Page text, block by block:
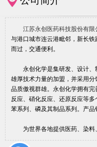
江苏永创医药科技股份有限
与港口城市连云港毗邻，新长
而过，交通便利。
永创化学是集研发、设计、
雄厚技术力量的加盟，并采用
品质傲视群雄。永创化学拥有
反应、硝化反应、还原反应等
苯系列、磷及其制品系列。产品
为世界各地提供医药、染料